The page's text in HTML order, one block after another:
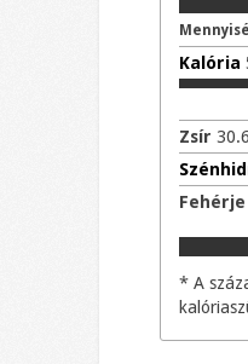
Kalória
Zsír 30.6
Fehérje
* A